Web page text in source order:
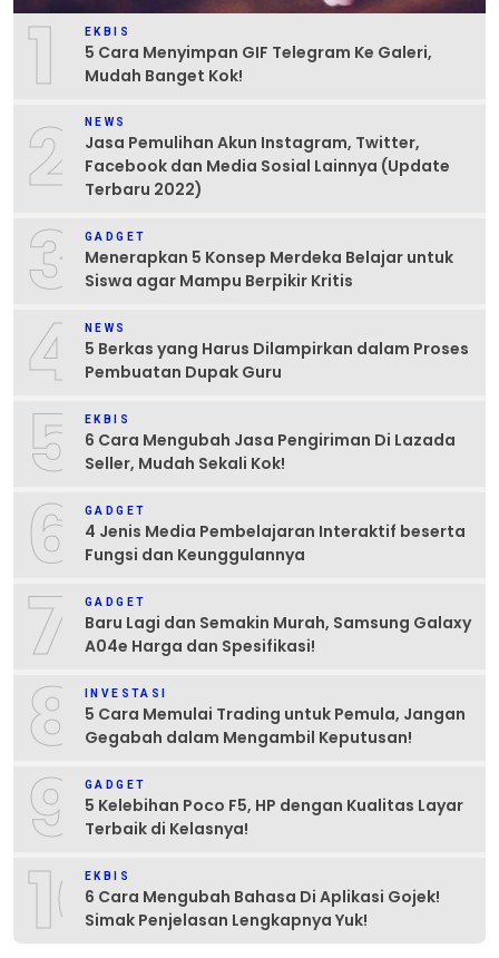
1 EKBIS
5 Cara Menyimpan GIF Telegram Ke Galeri,
Mudah Banget Kok!
2 NEWS
Jasa Pemulihan Akun Instagram, Twitter,
Facebook dan Media Sosial Lainnya (Update
Terbaru 2022)
3 GADGET
Menerapkan 5 Konsep Merdeka Belajar untuk
Siswa agar Mampu Berpikir Kritis
4 NEWS
5 Berkas yang Harus Dilampirkan dalam Proses
Pembuatan Dupak Guru
5 EKBIS
6 Cara Mengubah Jasa Pengiriman Di Lazada
Seller, Mudah Sekali Kok!
6 GADGET
4 Jenis Media Pembelajaran Interaktif beserta
Fungsi dan Keunggulannya
7 GADGET
Baru Lagi dan Semakin Murah, Samsung Galaxy
A04e Harga dan Spesifikasi!
8 INVESTASI
5 Cara Memulai Trading untuk Pemula, Jangan
Gegabah dalam Mengambil Keputusan!
9 GADGET
5 Kelebihan Poco F5, HP dengan Kualitas Layar
Terbaik di Kelasnya!
10EKBIS
6 Cara Mengubah Bahasa Di Aplikasi Gojek!
Simak Penjelasan Lengkapnya Yuk!